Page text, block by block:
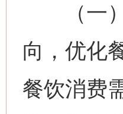
（一）
向，优化
餐饮消费